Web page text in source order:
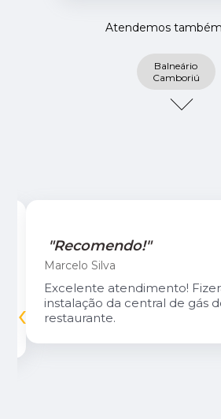
Atendemos
Balneário
Camboriú
"Recomendo!"
Marcelo Silva
Excelente atendimento!
instalação da central de gás
restaurante.
‹